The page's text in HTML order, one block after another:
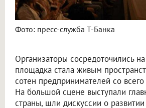
Фото: пресс-служба Т-Банка
Организаторы сосредоточились
площадка стала живым
сотен предпринимателей со всего
На большой сцене выступали
страны, шли дискуссии о